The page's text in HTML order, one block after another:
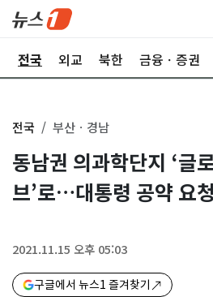
전국 외교 북한 금융ㆍ증권
전국 부산ㆍ경남
동남권 의과학단지 ‘글
브’로…대통령 공약 요청
2021.11.15 오후 05:03
구글에서 뉴스1 즐겨찾기